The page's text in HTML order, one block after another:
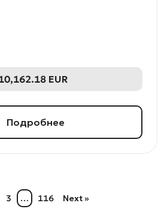
EUR
Подробнее
3 … 116 Next »